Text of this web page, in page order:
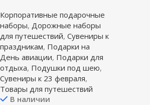
Корпоративные подарочные
наборы, Дорожные наборы
для путешествий, Сувениры к
праздникам, Подарки на
День авиации, Подарки для
отдыха, Подушки под шею,
Сувениры к 23 февраля,
Товары для путешествий
В наличии